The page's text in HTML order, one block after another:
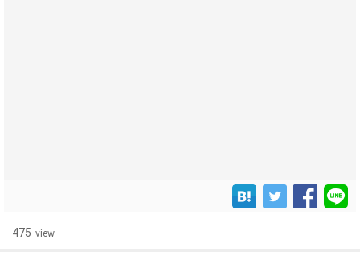
------------------------------------------------------------------
475 view